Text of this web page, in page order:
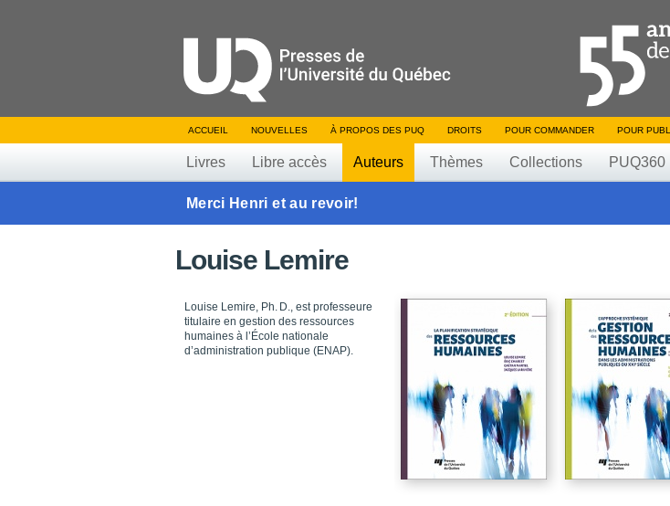
ACCUEIL NOUVELLES À PROPOS DES PUQ DROITS POUR COMMANDER POUR
Livres Libre accès Auteurs Thèmes Collections PUQ360
Merci Henri et au revoir!
Louise Lemire
Louise Lemire, Ph. D., est professeure
titulaire en gestion des ressources
humaines à l’École nationale
d’administration publique (ENAP).